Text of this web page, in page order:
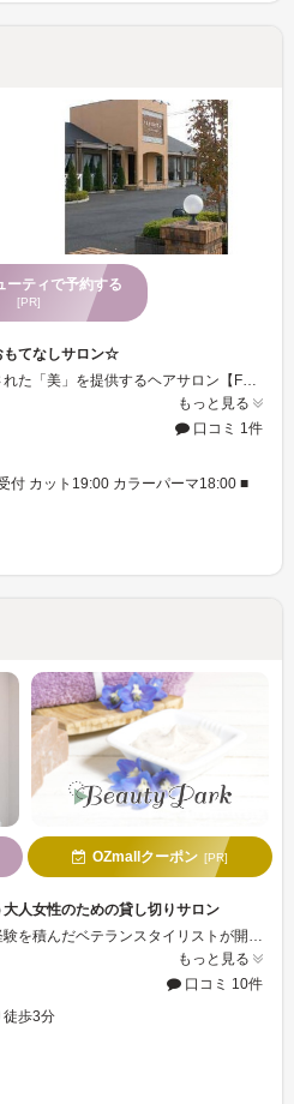
ーティで予約する
[PR]
もてなしサロン☆
もっと見る
口コミ 1件
カット19:00 カラーパーマ18:00 ■
OZmallクーポン [PR]
人女性のための貸し切りサロン
原宿・表参道のヘアサロンにて経験を積んだベテランスタイリストが開業。都会的な空間と高い技術で、乾かすだけでまとまる再現しやすいスタイルに仕上げてくれる。特に、白髪を活かしたカラーリングや、健やかな頭皮環境へと導くヘッドスパなど、大人女性に嬉しいメニューが自慢。自分だけの時間が過ごせるプライベートサロンで、ゆったりとした癒しの時間を過ごして。
もっと見る
口コミ 10件
徒歩3分